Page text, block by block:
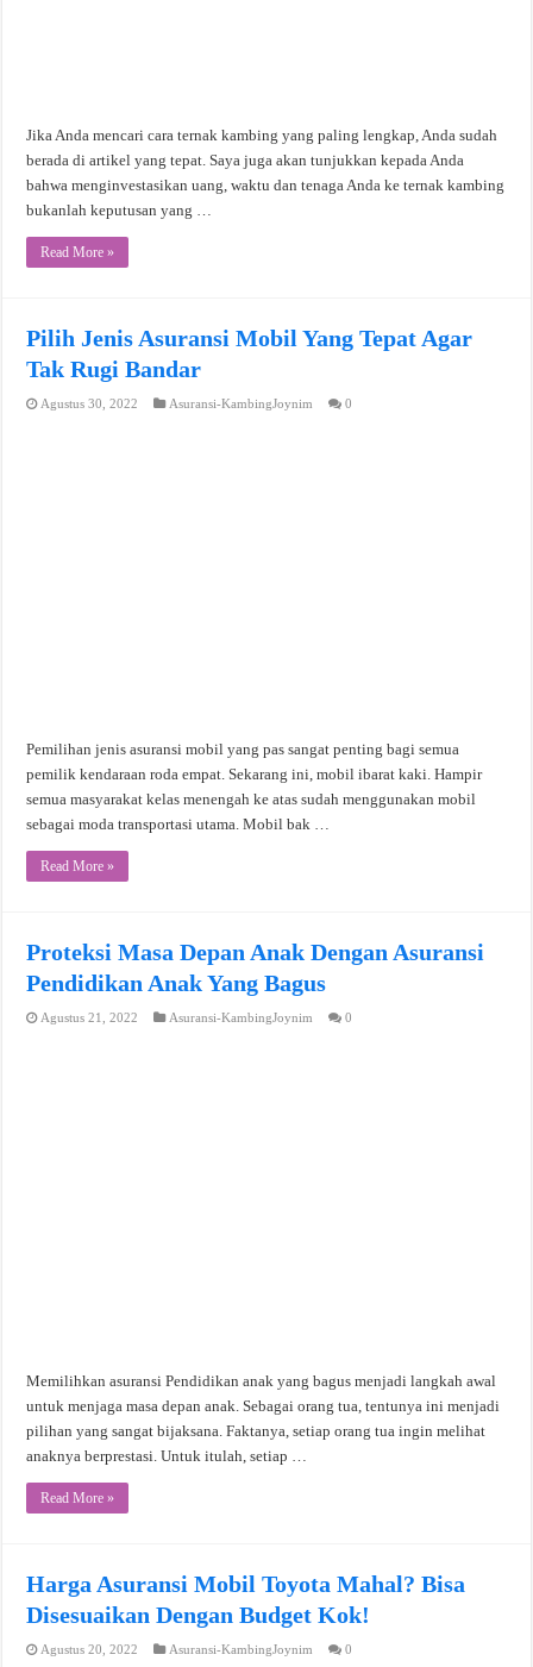
Jika Anda mencari cara ternak kambing yang paling lengkap, Anda sudah
berada di artikel yang tepat. Saya juga akan tunjukkan kepada Anda
bahwa menginvestasikan uang, waktu dan tenaga Anda ke ternak kambing
bukanlah keputusan yang …
Read More »
Pilih Jenis Asuransi Mobil Yang Tepat Agar
Tak Rugi Bandar
Agustus 30, 2022 Asuransi-KambingJoynim 0
Pemilihan jenis asuransi mobil yang pas sangat penting bagi semua
pemilik kendaraan roda empat. Sekarang ini, mobil ibarat kaki. Hampir
semua masyarakat kelas menengah ke atas sudah menggunakan mobil
sebagai moda transportasi utama. Mobil bak …
Read More »
Proteksi Masa Depan Anak Dengan Asuransi
Pendidikan Anak Yang Bagus
Agustus 21, 2022 Asuransi-KambingJoynim 0
Memilihkan asuransi Pendidikan anak yang bagus menjadi langkah awal
untuk menjaga masa depan anak. Sebagai orang tua, tentunya ini menjadi
pilihan yang sangat bijaksana. Faktanya, setiap orang tua ingin melihat
anaknya berprestasi. Untuk itulah, setiap …
Read More »
Harga Asuransi Mobil Toyota Mahal? Bisa
Disesuaikan Dengan Budget Kok!
Agustus 20, 2022 Asuransi-KambingJoynim 0